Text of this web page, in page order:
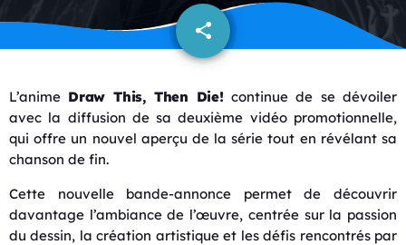
share
email
L’anime Draw This, Then Die! continue de se dévoiler
avec la diffusion de sa deuxième vidéo promotionnelle,
qui offre un nouvel aperçu de la série tout en révélant sa
chanson de fin.
Cette nouvelle bande-annonce permet de découvrir
davantage l’ambiance de l’œuvre, centrée sur la passion
du dessin, la création artistique et les défis rencontrés par